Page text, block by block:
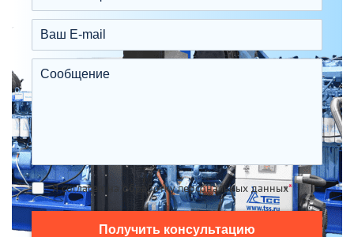
Я согласен на обработку персональных данных*
Получить консультацию